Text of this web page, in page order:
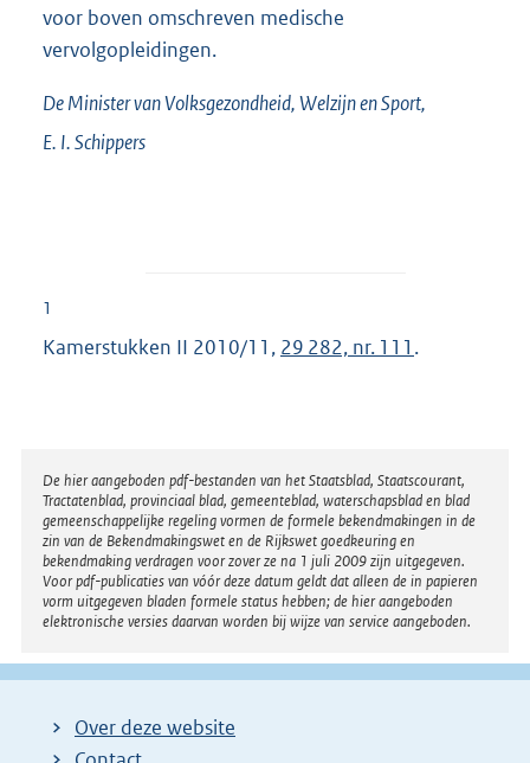
voor boven omschreven medische
vervolgopleidingen.
De Minister van Volksgezondheid, Welzijn en Sport,
E. I.Schippers
1
Kamerstukken II 2010/11, 29 282, nr. 111 .
Disclaimer
De hier aangeboden pdf-bestanden van het Staatsblad, Staatscourant,
Tractatenblad, provinciaal blad, gemeenteblad, waterschapsblad en blad
gemeenschappelijke regeling vormen de formele bekendmakingen in de
zin van de Bekendmakingswet en de Rijkswet goedkeuring en
bekendmaking verdragen voor zover ze na 1 juli 2009 zijn uitgegeven.
Voor pdf-publicaties van vóór deze datum geldt dat alleen de in papieren
vorm uitgegeven bladen formele status hebben; de hier aangeboden
elektronische versies daarvan worden bij wijze van service aangeboden.
Over deze website